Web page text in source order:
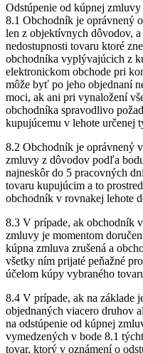
Odstúpenie od kúpnej
8.1 Obchodník je oprávnený
len z objektívnych dôvodov,
nedostupnosti tovaru ktoré
obchodníka vyplývajúcich z
elektronickom obchode pri
môže byť po jeho objednaní
moci, ak ani pri vynaložení
obchodníka spravodlivo
kupujúcemu v lehote určenej
8.2 Obchodník je oprávnený
zmluvy z dôvodov podľa
najneskôr do 5 pracovných
tovaru kupujúcim a to
obchodník v rovnakej lehote
8.3 V prípade, ak obchodník
zmluvy je momentom
kúpna zmluva zrušená a
všetky ním prijaté peňažné
účelom kúpy vybraného
8.4 V prípade, ak na základe
objednaných viacero druhov
na odstúpenie od kúpnej
vymedzených v bode 8.1
tovar, ktorý v oznámení o